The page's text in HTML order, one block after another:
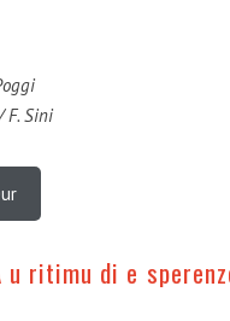
F. Sini
u ritimu di e